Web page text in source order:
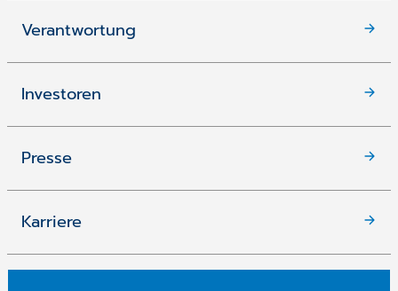
Verantwortung
Investoren
Presse
Karriere